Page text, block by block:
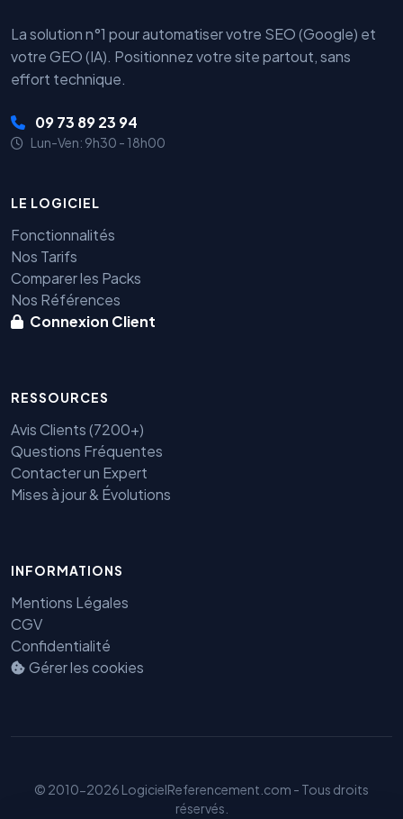
La solution n°1 pour automatiser votre SEO (Google) et
votre GEO (IA). Positionnez votre site partout, sans
effort technique.
09 73 89 23 94
Lun-Ven: 9h30 - 18h00
LE LOGICIEL
Fonctionnalités
Nos Tarifs
Comparer les Packs
Nos Références
Connexion Client
RESSOURCES
Avis Clients (7200+)
Questions Fréquentes
Contacter un Expert
Mises à jour & Évolutions
INFORMATIONS
Mentions Légales
CGV
Confidentialité
Gérer les cookies
© 2010-2026 LogicielReferencement.com - Tous droits
réservés.